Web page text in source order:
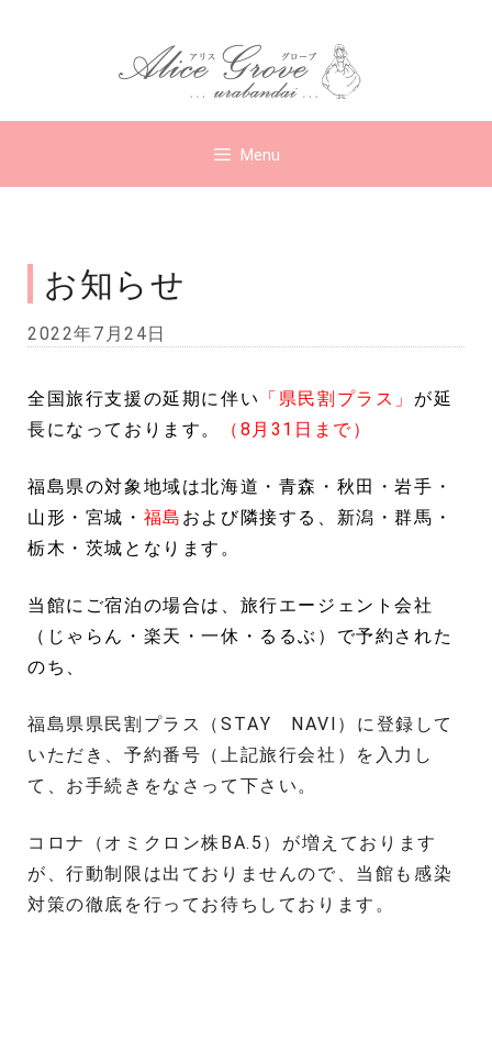
Menu
お知らせ
2022年7月24日
全国旅行支援の延期に伴い 「県民割プラス」 が延
長になっております。
（8月31日まで）
福島県の対象地域は北海道・青森・秋田・岩手・
山形・宮城・ 福島および隣接する、新潟・群馬・
栃木・茨城となります。
当館にご宿泊の場合は、旅行エージェント会社
（じゃらん・楽天・一休・るるぶ）で予約された
のち、
福島県県民割プラス（STAY NAVI）に登録して
いただき、予約番号（上記旅行会社）を入力し
て、お手続きをなさって下さい。
コロナ（オミクロン株BA.5）が増えております
が、行動制限は出ておりませんので、当館も感染
対策の徹底を行ってお待ちしております。